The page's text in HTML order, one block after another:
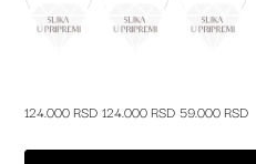
124.000 RSD 124.000 RSD 59.000 RSD